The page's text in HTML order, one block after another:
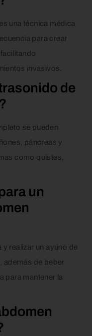
una técnica médica
para crear
invasivos.
de
se pueden
páncreas y
como quistes,
un
realizar un ayuno de
además de beber
para mantener la